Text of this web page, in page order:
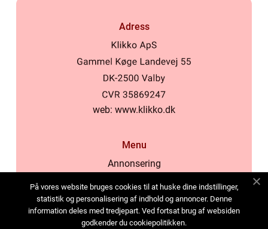
Adress
web: www.klikko.dk
Menu
Annonsering
Cookies
Kontakta oss
På vores website bruges cookies til at huske dine indstillinger,
statistik og personalisering af indhold og annoncer. Denne
information deles med tredjepart. Ved fortsat brug af websiden
godkender du cookiepolitikken.